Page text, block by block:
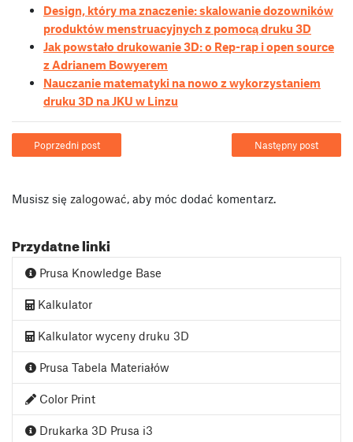
Design, który ma znaczenie: skalowanie dozowników
produktów menstruacyjnych z pomocą druku 3D
Jak powstało drukowanie 3D: o Rep-rap i open source
z Adrianem Bowyerem
Nauczanie matematyki na nowo z wykorzystaniem
druku 3D na JKU w Linzu
Poprzedni post Następny post
Musisz się zalogować , aby móc dodać komentarz.
Przydatne linki
Prusa Knowledge Base
Kalkulator
Kalkulator wyceny druku 3D
Prusa Tabela Materiałów
Color Print
Drukarka 3D Prusa i3